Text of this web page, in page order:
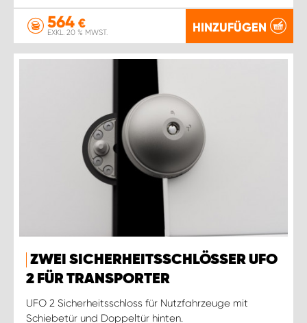
564 €
EXKL. 20 % MWST. HINZUFÜGEN
ZWEI SICHERHEITSSCHLÖSSER UFO
2 FÜR TRANSPORTER
UFO 2 Sicherheitsschloss für Nutzfahrzeuge mit
Schiebetür und Doppeltür hinten.